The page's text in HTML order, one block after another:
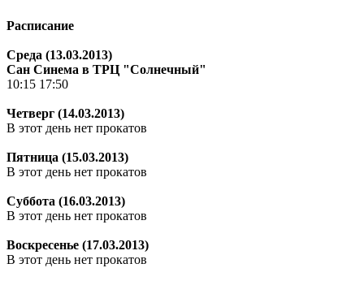
Расписание
Среда (13.03.2013)
Сан Синема в ТРЦ "Солнечный"
10:15 17:50
Четверг (14.03.2013)
В этот день нет прокатов
Пятница (15.03.2013)
В этот день нет прокатов
Суббота (16.03.2013)
В этот день нет прокатов
Воскресенье (17.03.2013)
В этот день нет прокатов